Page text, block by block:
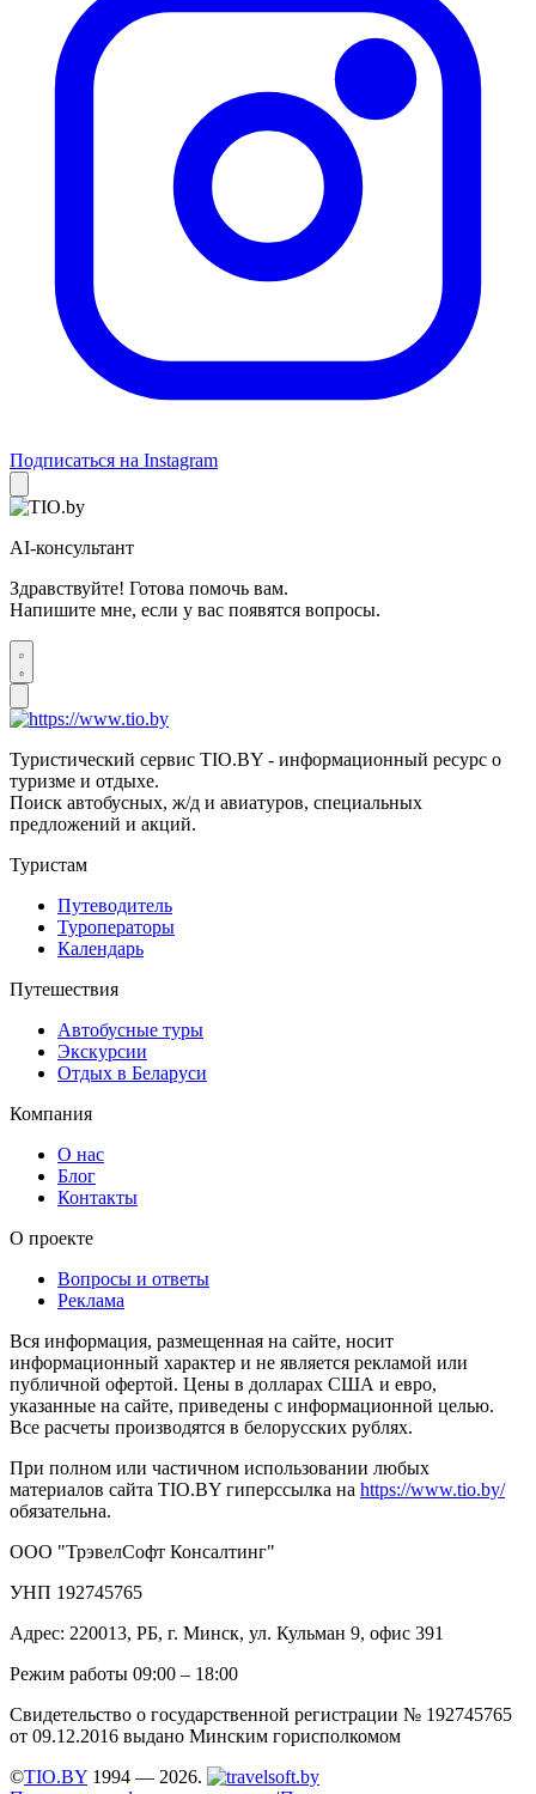
Подписаться на Instagram
AI-консультант
Здравствуйте! Готова помочь вам.
Напишите мне, если у вас появятся вопросы.
Туристический сервис TIO.BY - информационный ресурс о
туризме и отдыхе.
Поиск автобусных, ж/д и авиатуров, специальных
предложений и акций.
Туристам
Путеводитель
Туроператоры
Календарь
Путешествия
Автобусные туры
Экскурсии
Отдых в Беларуси
Компания
О нас
Блог
Контакты
О проекте
Вопросы и ответы
Реклама
Вся информация, размещенная на сайте, носит
информационный характер и не является рекламой или
публичной офертой. Цены в долларах США и евро,
указанные на сайте, приведены с информационной целью.
Все расчеты производятся в белорусских рублях.
При полном или частичном использовании любых
материалов сайта TIO.BY гиперссылка на https://www.tio.by/
обязательна.
ООО "ТрэвелСофт Консалтинг"
УНП 192745765
Адрес: 220013, РБ, г. Минск, ул. Кульман 9, офис 391
Режим работы 09:00 – 18:00
Свидетельство о государственной регистрации № 192745765
от 09.12.2016 выдано Минским горисполкомом
©TIO.BY 1994 — 2026.